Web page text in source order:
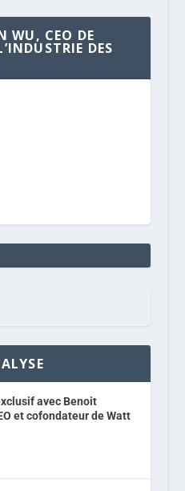
WU, CEO DE
DES
avec Benoit
et cofondateur de Watt